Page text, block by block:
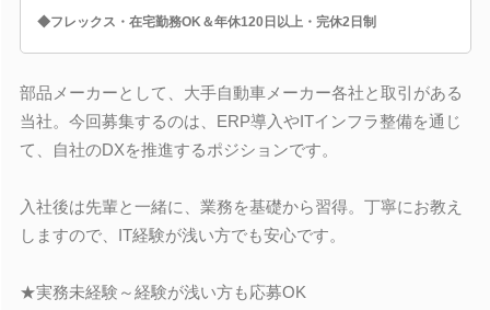
◆フレックス・在宅勤務OK＆年休120日以上・完休2日制
部品メーカーとして、大手自動車メーカー各社と取引がある
当社。今回募集するのは、ERP導入やITインフラ整備を通じ
て、自社のDXを推進するポジションです。
入社後は先輩と一緒に、業務を基礎から習得。丁寧にお教え
しますので、IT経験が浅い方でも安心です。
★実務未経験～経験が浅い方も応募OK